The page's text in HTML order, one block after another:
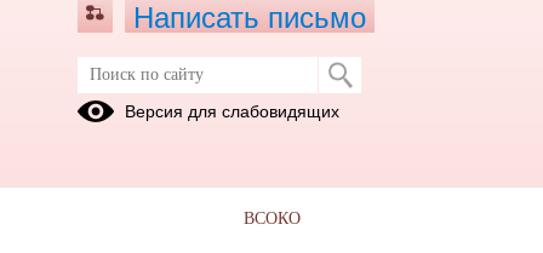
Современные технологии обучения
в МБДОУ
Написать письмо
Версия для слабовидящих
ВСОКО